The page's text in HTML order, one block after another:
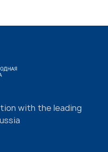
with the leading